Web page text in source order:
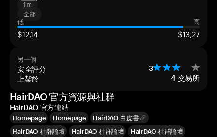
1m
全部
低
高
$12,14 $13,27
另一個
安全評分 3
上架於 4 交易所
HairDAO 官方資源與社群
HairDAO 官方連結
Homepage Homepage
HairDAO 白皮書
HairDAO 社群論壇
HairDAO 社群論壇 HairDAO 社群論壇